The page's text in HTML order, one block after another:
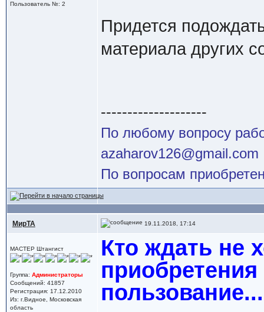
Пользователь №: 2
Придется
материала других
--------------------
По любому вопросу
azaharov126@gmail.com
По вопросам
МирТА 19.11.2018, 17:14
МАСТЕР Штангист
Группа: Администраторы
Сообщений: 41857
Регистрация: 17.12.2010
Из: г.Видное, Московская
область
Кто ждать не
пользование...